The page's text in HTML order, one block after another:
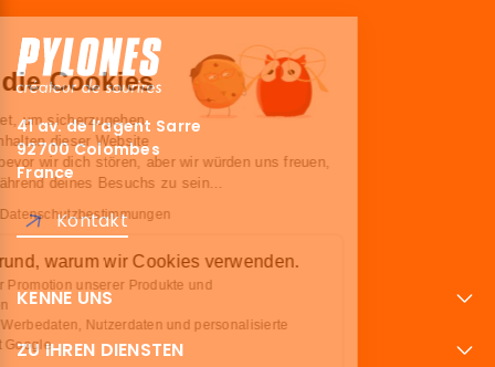
41 av. de l’agent Sarre
92700 Colombes
France
Kontakt
KENNE UNS
ZU IHREN DIENSTEN
Hallo!
Wir sind die Cookies
Wir haben gewartet, um sicherzugehen,
dass du an den Inhalten dieser Website
interessiert bist, bevor wir dich stören, aber wir würden uns freuen,
deine Begleiter während deines Besuchs zu sein...
Lesen Sie unsere Datenschutzbestimmungen
Hier ist der Grund, warum wir Cookies verwenden.
Optimierung der Promotion unserer Produkte und
Dienstleistungen
Teile Analysen, Werbedaten, Nutzerdaten und personalisierte
Werbedaten mit Google